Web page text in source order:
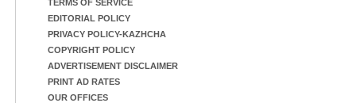
TERMS OF SERVICE
EDITORIAL POLICY
PRIVACY POLICY-KAZHCHA
COPYRIGHT POLICY
ADVERTISEMENT DISCLAIMER
PRINT AD RATES
OUR OFFICES